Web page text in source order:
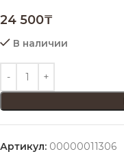
24 500₸
В наличии
Артикул: 00000011306